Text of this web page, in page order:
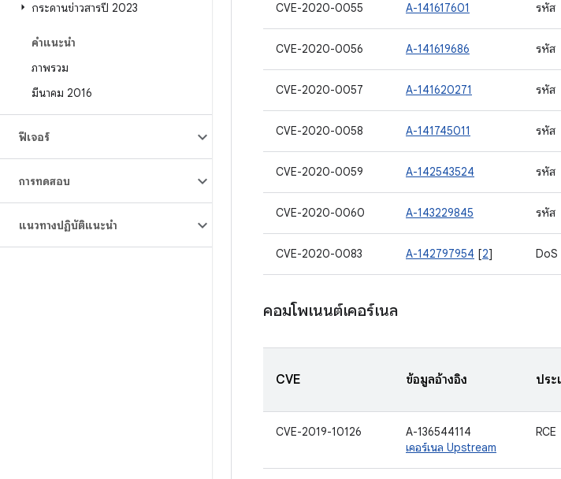
กระดานข่าวสารปี 2023
คำแนะนำ
ภาพรวม
มีนาคม 2016
ฟีเจอร์
การทดสอบ
แนวทางปฏิบัติแนะนำ
CVE-2020-0055 A-141617601 รหัส
CVE-2020-0056 A-141619686 รหัส
CVE-2020-0057 A-141620271 รหัส
CVE-2020-0058 A-141745011 รหัส
CVE-2020-0059 A-142543524 รหัส
CVE-2020-0060 A-143229845 รหัส
CVE-2020-0083 A-142797954 [2] DoS
คอมโพเนนต์เคอร์เนล
CVE ข้อมูลอ้างอิง ประ
CVE-2019-10126
A-136544114
เคอร์เนล Upstream
RCE